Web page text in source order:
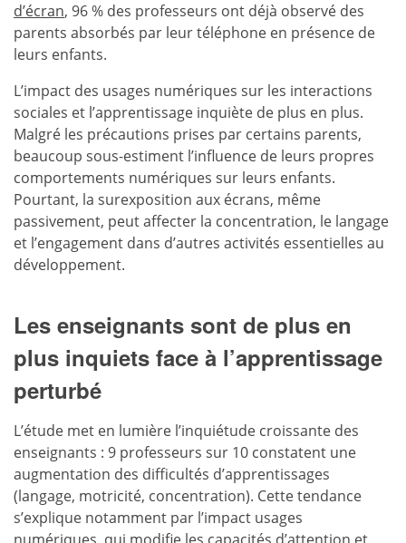
d’écran, 96 % des professeurs ont déjà observé des
parents absorbés par leur téléphone en présence de
leurs enfants.
L’impact des usages numériques sur les interactions
sociales et l’apprentissage inquiète de plus en plus.
Malgré les précautions prises par certains parents,
beaucoup sous-estiment l’influence de leurs propres
comportements numériques sur leurs enfants.
Pourtant, la surexposition aux écrans, même
passivement, peut affecter la concentration, le langage
et l’engagement dans d’autres activités essentielles au
développement.
Les enseignants sont de plus en
plus inquiets face à l’apprentissage
perturbé
L’étude met en lumière l’inquiétude croissante des
enseignants : 9 professeurs sur 10 constatent une
augmentation des difficultés d’apprentissages
(langage, motricité, concentration). Cette tendance
s’explique notamment par l’impact usages